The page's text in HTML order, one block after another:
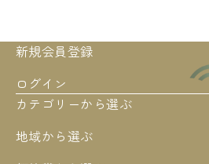
カテゴリーから選ぶ
地域から選ぶ
新規会員登録
ログイン